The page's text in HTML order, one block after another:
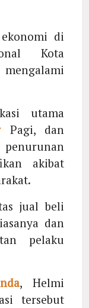
di
Kota
utama
Pagi, dan
akibat
jual beli
dan
pelaku
, Helmi
tersebut